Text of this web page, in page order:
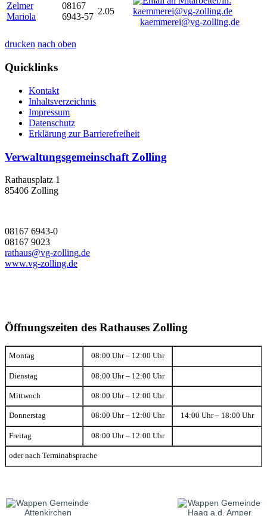
Zelmer
Mariola
08167
6943-57
2.05
kaemmerei@vg-zolling.de
drucken nach oben
Quicklinks
Kontakt
Inhaltsverzeichnis
Impressum
Datenschutz
Erklärung zur Barrierefreiheit
Verwaltungsgemeinschaft Zolling
Rathausplatz 1
85406 Zolling
08167 6943-0
08167 9023
rathaus@vg-zolling.de
www.vg-zolling.de
Öffnungszeiten des Rathauses Zolling
Montag 08:00 Uhr – 12:00 Uhr
Dienstag 08:00 Uhr – 12:00 Uhr
Mittwoch 08:00 Uhr – 12:00 Uhr
Donnerstag 08:00 Uhr – 12:00 Uhr 14:00 Uhr – 18:00 Uhr
Freitag 08:00 Uhr – 12:00 Uhr
oder nach Terminabsprache